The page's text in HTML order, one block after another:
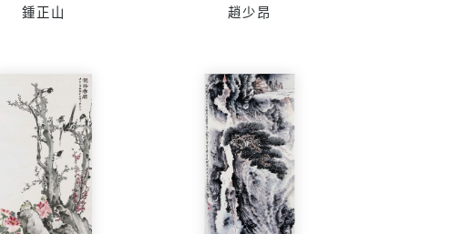
鍾正山
趙少昂